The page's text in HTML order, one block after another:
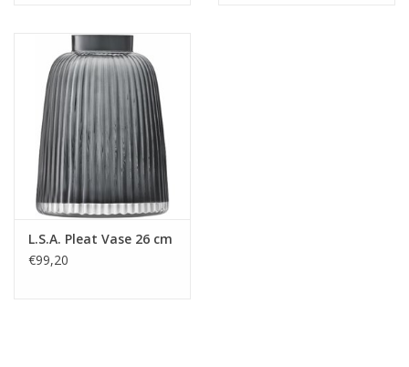
BreiteMM: 170
DiameterMM:
HöheMM: 170
LängeMM: 170
L.S.A. Pleat Vase 26 cm
€99,20